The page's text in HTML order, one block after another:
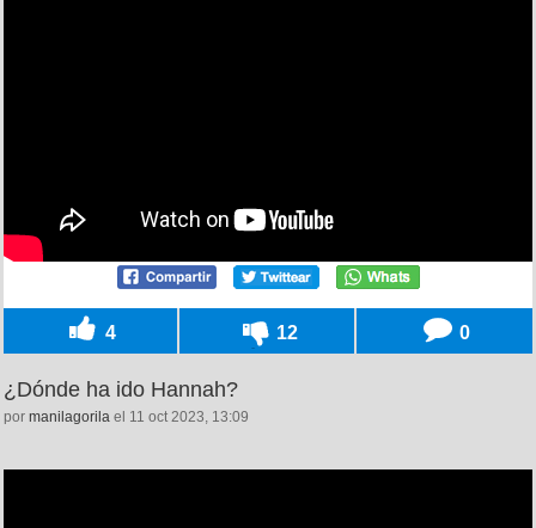
4 12 0
¿Dónde ha ido Hannah?
por manilagorila el 11 oct 2023, 13:09